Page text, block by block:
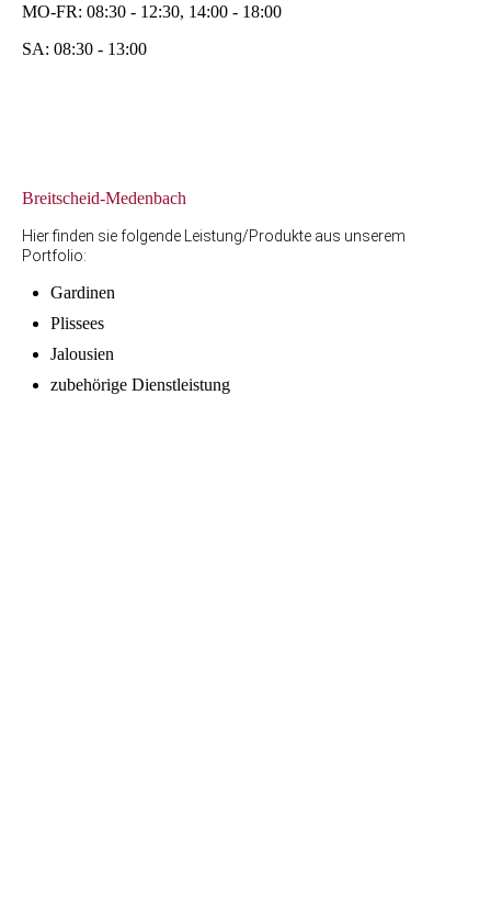
MO-FR: 08:30 - 12:30, 14:00 - 18:00
SA: 08:30 - 13:00
Breitscheid-Medenbach
Hier finden sie folgende Leistung/Produkte aus unserem
Portfolio:
Gardinen
Plissees
Jalousien
zubehörige Dienstleistung